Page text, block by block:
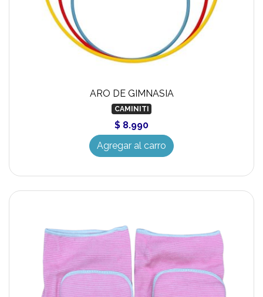
ARO DE GIMNASIA
CAMINITI
$ 8.990
Agregar al carro